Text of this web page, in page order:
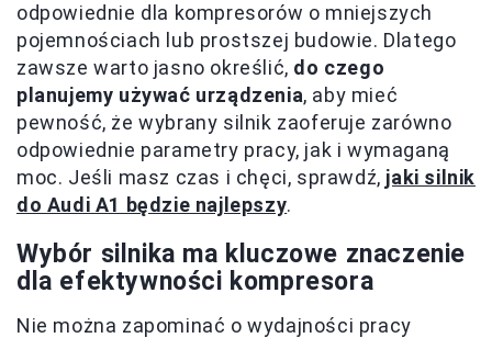
odpowiednie dla kompresorów o mniejszych
pojemnościach lub prostszej budowie. Dlatego
zawsze warto jasno określić, do czego
planujemy używać urządzenia, aby mieć
pewność, że wybrany silnik zaoferuje zarówno
odpowiednie parametry pracy, jak i wymaganą
moc. Jeśli masz czas i chęci, sprawdź, jaki silnik
do Audi A1 będzie najlepszy.
Wybór silnika ma kluczowe znaczenie
dla efektywności kompresora
Nie można zapominać o wydajności pracy